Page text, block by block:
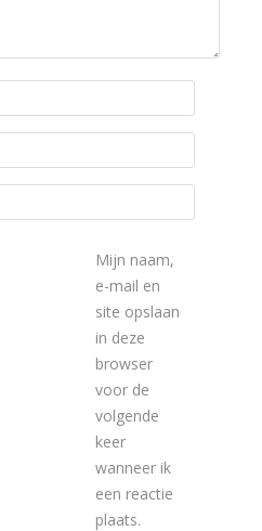
Mijn naam,
e-mail en
site opslaan
in deze
browser
voor de
volgende
keer
wanneer ik
een reactie
plaats.